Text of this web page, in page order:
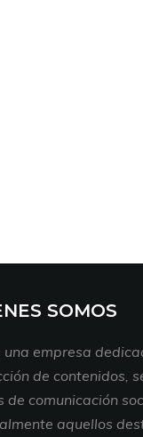
SOMOS
una empresa
de contenidos,
de comunicación
aquellos